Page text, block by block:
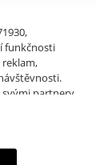
funkčnosti
reklam,
svými partnery
tyto
jejich